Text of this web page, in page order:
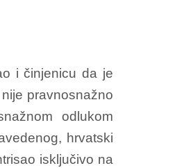
i činjenicu da je
pravnosnažno
odlukom
hrvatski
isključivo na